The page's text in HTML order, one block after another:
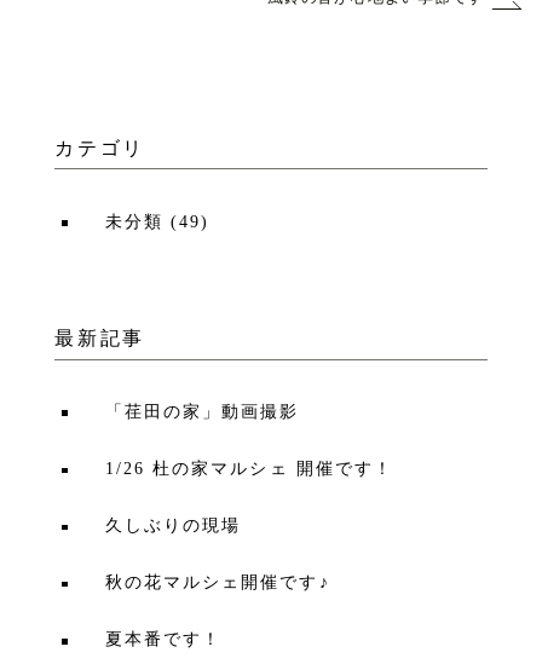
カテゴリ
未分類 (49)
最新記事
「荏田の家」動画撮影
1/26 杜の家マルシェ 開催です！
久しぶりの現場
秋の花マルシェ開催です♪
夏本番です！